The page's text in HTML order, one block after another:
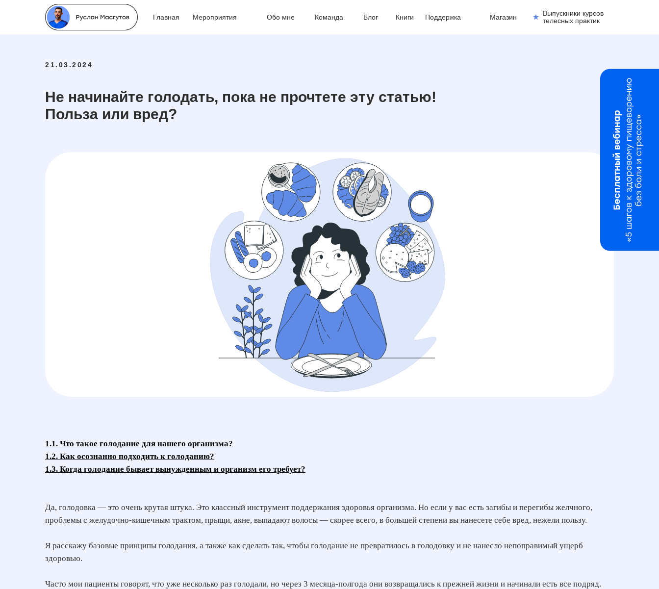
Главная Мероприятия Команда Блог Книги
Обо мне Поддержка Магазин
Выпускники курсов
телесных практик
21.03.2024
Не начинайте голодать, пока не прочтете эту статью!
Польза или вред?
1.1. Что такое голодание для нашего организма?
1.2. Как осознанно подходить к голоданию?
1.3. Когда голодание бывает вынужденным и организм его требует?
Да, голодовка — это очень крутая штука. Это классный инструмент поддержания здоровья организма. Но если у вас есть загибы и перегибы желчного,
проблемы с желудочно-кишечным трактом, прыщи, акне, выпадают волосы — скорее всего, в большей степени вы нанесете себе вред, нежели пользу.
Я расскажу базовые принципы голодания, а также как сделать так, чтобы голодание не превратилось в голодовку и не нанесло непоправимый ущерб
здоровью.
Часто мои пациенты говорят, что уже несколько раз голодали, но через 3 месяца-полгода они возвращались к прежней жизни и начинали есть все подряд.